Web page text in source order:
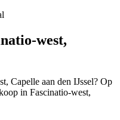
west,
Capelle aan den IJssel? Op
in Fascinatio-west,